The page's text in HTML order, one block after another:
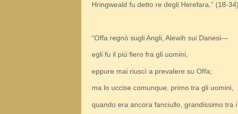
Hringweald fu detto re degli Herefara.” (18-34)
“Offa regnò sugli Angli, Alewih sui Danesi—
egli fu il più fiero fra gli uomini,
eppure mai riuscì a prevalere su Offa;
ma lo uccise comunque, primo tra gli uomini,
quando era ancora fanciullo, grandissimo tra i